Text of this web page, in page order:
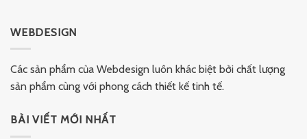
WEBDESIGN
Các sản phẩm của Webdesign luôn khác biệt bởi chất lượng
sản phẩm cùng với phong cách thiết kế tinh tế.
BÀI VIẾT MỚI NHẤT